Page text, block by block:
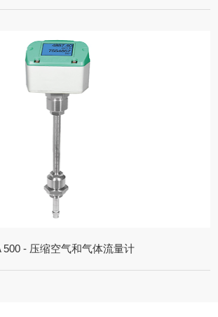
500 - 压缩空气和气体流量计